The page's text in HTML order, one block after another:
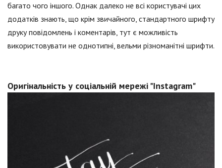
багато чого іншого. Однак далеко не всі користувачі цих
додатків знають, що крім звичайного, стандартного шрифту
друку повідомлень і коментарів, тут є можливість
використовувати не однотипні, вельми різноманітні шрифти.
Оригінальність у соціальній мережі "Instagram"